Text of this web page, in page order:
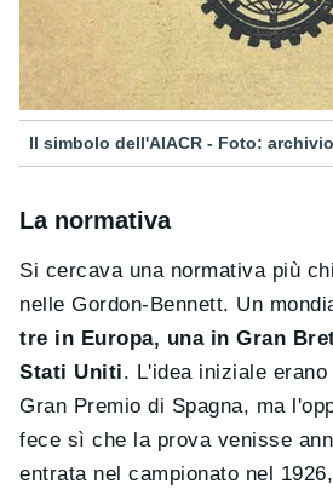
Il simbolo dell'AIACR - Foto:
La normativa
Si cercava una normativa più
nelle Gordon-Bennett. Un
tre in Europa, una in Gran
Stati Uniti. L'idea iniziale
Gran Premio di Spagna, ma
fece sì che la prova venisse
entrata nel campionato nel